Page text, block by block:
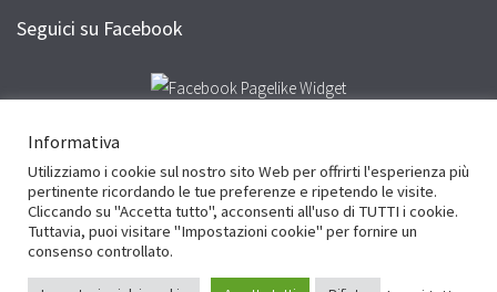
Seguici su Facebook
Facebook Twitter
LinkedIn
Cookie Policy
Privacy Policy Site bySinapsi Adv
© 2016 Studio Tadiello - P.Iva e C.F. 03738340235 - cciaa VR 361529 - Site by
Informativa
Utilizziamo i cookie sul nostro sito Web per offrirti l'esperienza più
pertinente ricordando le tue preferenze e ripetendo le visite.
Cliccando su "Accetta tutto", acconsenti all'uso di TUTTI i cookie.
Tuttavia, puoi visitare "Impostazioni cookie" per fornire un
consenso controllato.